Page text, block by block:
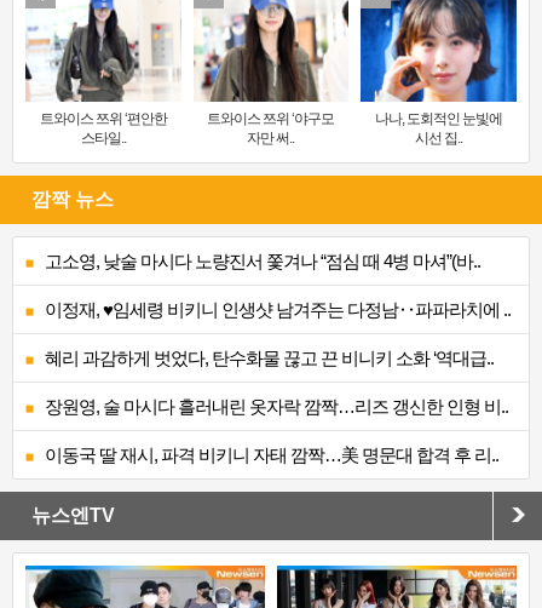
트와이스 쯔위 ‘편안한
스타일..
트와이스 쯔위 ‘야구모
자만 써..
나나, 도회적인 눈빛에
시선 집..
깜짝 뉴스
고소영, 낮술 마시다 노량진서 쫓겨나 “점심 때 4병 마셔”(바..
이정재, ♥임세령 비키니 인생샷 남겨주는 다정남‥파파라치에 ..
혜리 과감하게 벗었다, 탄수화물 끊고 끈 비니키 소화 ‘역대급..
장원영, 술 마시다 흘러내린 옷자락 깜짝…리즈 갱신한 인형 비..
이동국 딸 재시, 파격 비키니 자태 깜짝…美 명문대 합격 후 리..
뉴스엔TV